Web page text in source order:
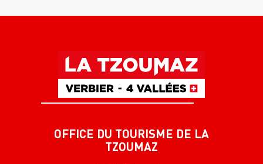
OFFICE DU TOURISME DE LA
TZOUMAZ